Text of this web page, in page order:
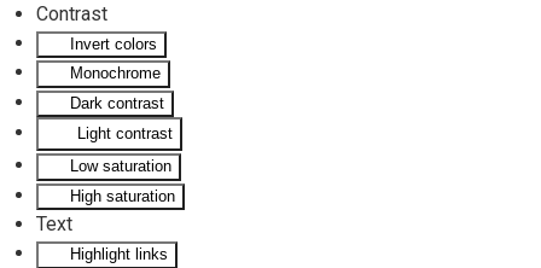
Contrast
Invert colors
Monochrome
Dark contrast
Light contrast
Low saturation
High saturation
Text
Highlight links
Skip to main content